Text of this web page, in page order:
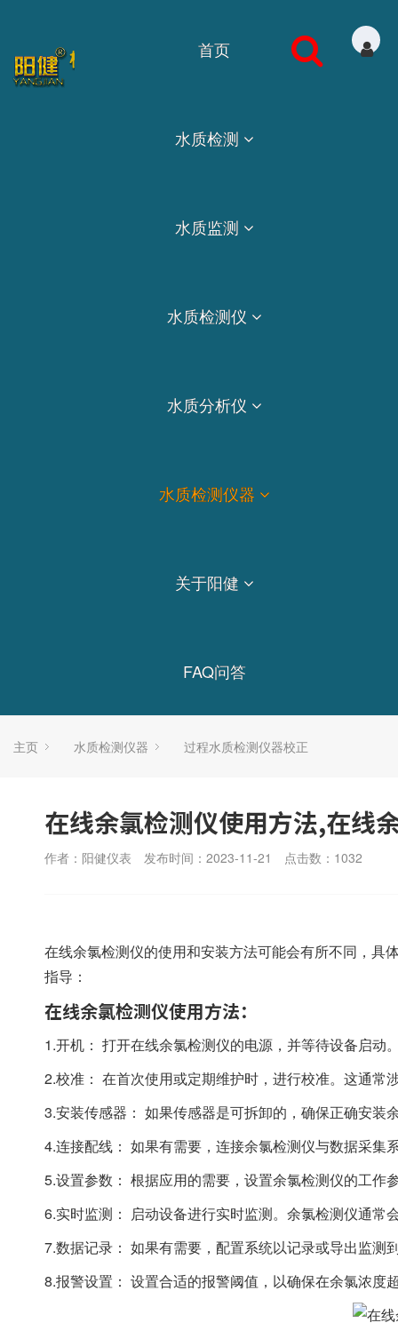
首页
水质检测
水质监测
水质检测仪
水质分析仪
水质检测仪器
关于阳健
FAQ问答
主页 水质检测仪器 过程水质检测仪器校正
在线余氯检测仪使用方法,在线
作者：阳健仪表 发布时间：2023-11-21 点击数： 1032
在线余氯检测仪的使用和安装方法可能会有所不同，具
指导：
在线余氯检测仪使用方法：
1.开机： 打开在线余氯检测仪的电源，并等待设备启动
2.校准： 在首次使用或定期维护时，进行校准。这通
3.安装传感器： 如果传感器是可拆卸的，确保正确安
4.连接配线： 如果有需要，连接余氯检测仪与数据采
5.设置参数： 根据应用的需要，设置余氯检测仪的工作
6.实时监测： 启动设备进行实时监测。余氯检测仪通常
7.数据记录： 如果有需要，配置系统以记录或导出监
8.报警设置： 设置合适的报警阈值，以确保在余氯浓度